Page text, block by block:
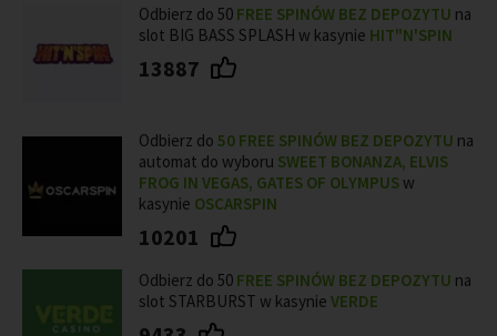
Odbierz do 50 FREE SPINÓW BEZ DEPOZYTU na
slot BIG BASS SPLASH w kasynie HIT"N'SPIN
13887
Odbierz do 50 FREE SPINÓW BEZ DEPOZYTU na
automat do wyboru SWEET BONANZA, ELVIS
FROG IN VEGAS, GATES OF OLYMPUS w
kasynie OSCARSPIN
10201
Odbierz do 50 FREE SPINÓW BEZ DEPOZYTU na
slot STARBURST w kasynie VERDE